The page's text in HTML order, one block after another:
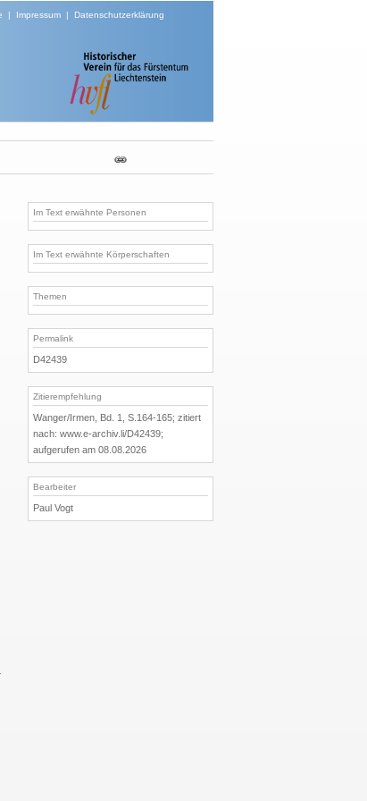
| Impressum| Datenschutzerklärung
Im Text erwähnte Personen
Im Text erwähnte Körperschaften
Themen
Permalink
D42439
Zitierempfehlung
Wanger/Irmen, Bd. 1, S.164-165; zitiert
nach: www.e-archiv.li/D42439;
aufgerufen am 08.08.2026
Bearbeiter
Paul Vogt